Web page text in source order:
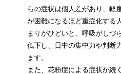
らの症状は個人差があり、軽
が困難になるほど重症化する
まりがひどいと、呼吸がしづ
低下し、日中の集中力や判断
ます。
また、花粉症による症状が続